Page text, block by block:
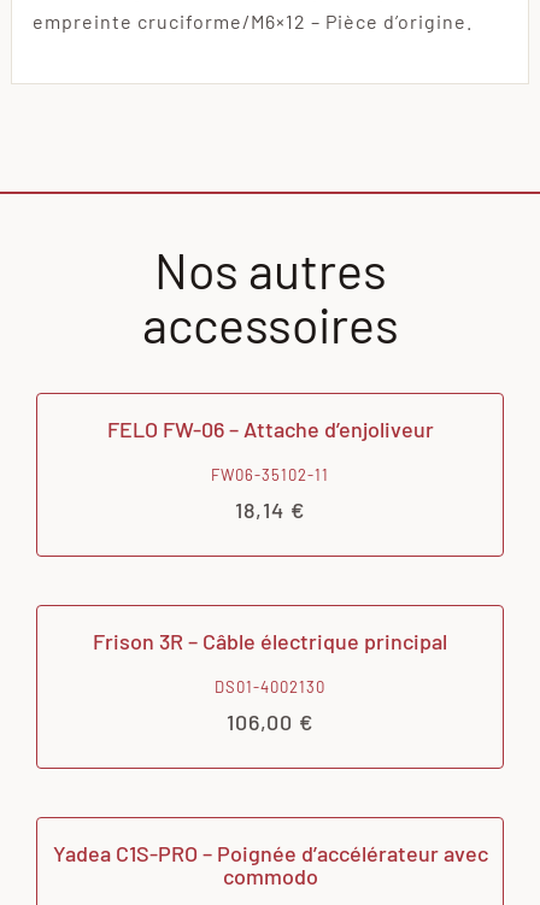
empreinte cruciforme/M6×12 – Pièce d’origine.
Nos autres
accessoires
FELO FW-06 – Attache d’enjoliveur
FW06-35102-11
18,14 €
Frison 3R – Câble électrique principal
DS01-4002130
106,00 €
Yadea C1S-PRO – Poignée d’accélérateur avec
commodo